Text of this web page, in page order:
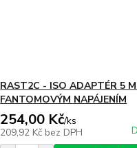
RAST2C - ISO ADAPTÉR 5
FANTOMOVÝM NAPÁJENÍM
254,00 Kč/ks
209,92 Kč bez DPH